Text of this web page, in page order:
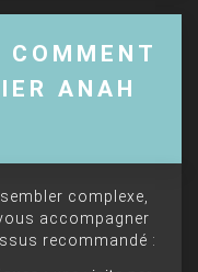
COMMENT
ANAH
complexe,
accompagner
recommandé :